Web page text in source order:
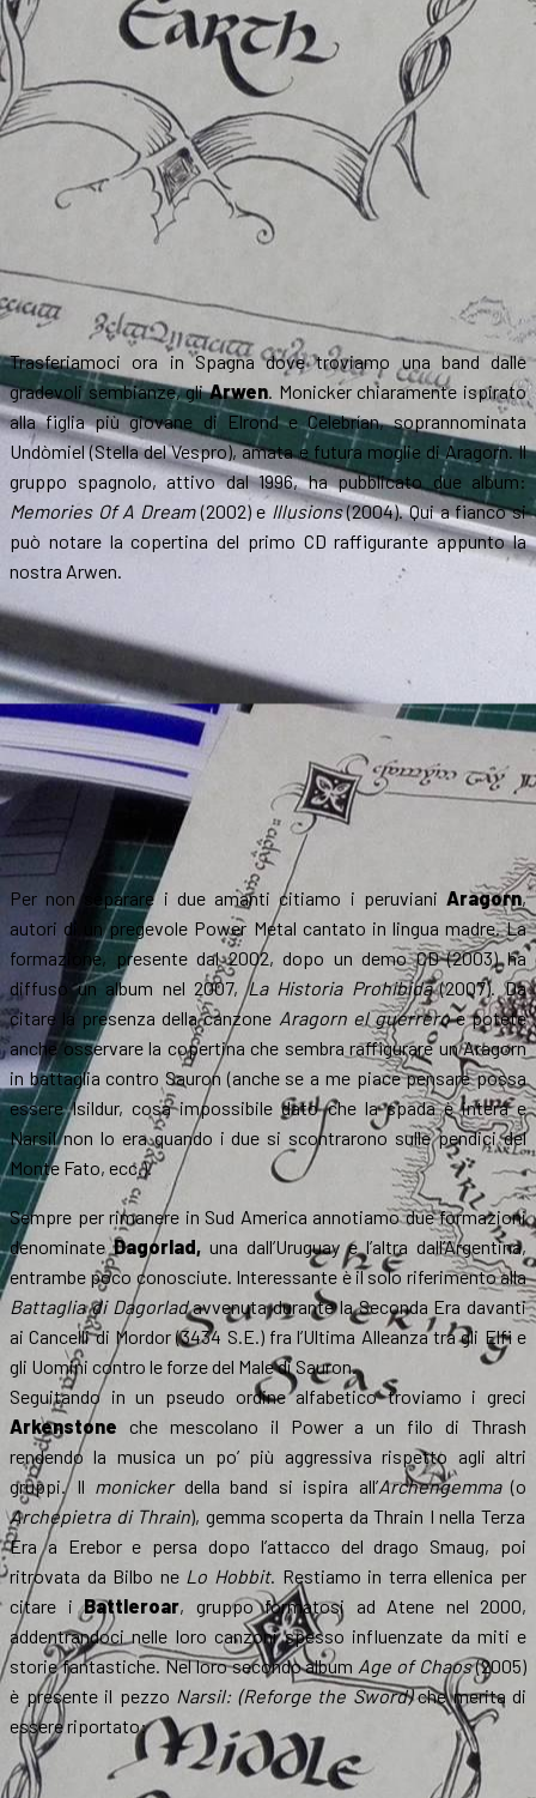
Trasferiamoci ora in Spagna dove troviamo una band dalle
gradevoli sembianze, gliArwen . Monicker chiaramente ispirato
alla figlia più giovane di Elrond e Celebrían, soprannominata
Undòmiel (Stella del Vespro), amata e futura moglie di Aragorn. Il
gruppo spagnolo, attivo dal 1996, ha pubblicato due album:
Memories Of A Dream(2002) e Illusions(2004). Qui a fianco si
può notare la copertina del primo CD raffigurante appunto la
nostra Arwen.
Per non separare i due amanti citiamo i peruviani Aragorn,
autori di un pregevole Power Metal cantato in lingua madre. La
formazione, presente dal 2002, dopo un demo CD (2003) ha
diffuso un album nel 2007,La Historia Prohibida(2007). Da
citare la presenza della canzone Aragorn el guerreroe potete
anche osservare la copertina che sembra raffigurare un Aragorn
in battaglia contro Sauron (anche se a me piace pensare possa
essere Isildur, cosa impossibile dato che la spada è intera e
Narsil non lo era quando i due si scontrarono sulle pendici del
Monte Fato, ecc.).
Sempre per rimanere in Sud America annotiamo due formazioni
denominateDagorlad, una dall’Uruguay e l’altra dall’Argentina,
entrambe poco conosciute. Interessante è il solo riferimento alla
Battaglia di Dagorladavvenuta durante la Seconda Era davanti
ai Cancelli di Mordor (3434 S.E.) fra l’Ultima Alleanza tra gli Elfi e
gli Uomini contro le forze del Male di Sauron.
Seguitando in un pseudo ordine alfabetico troviamo i greci
Arkenstone che mescolano il Power a un filo di Thrash
rendendo la musica un po’ più aggressiva rispetto agli altri
gruppi. Il monicker della band si ispira all’Archengemma(o
Archepietra di Thrain), gemma scoperta da Thrain I nella Terza
Era a Erebor e persa dopo l’attacco del drago Smaug, poi
ritrovata da Bilbo ne Lo Hobbit. Restiamo in terra ellenica per
citare iBattleroar, gruppo formatosi ad Atene nel 2000,
addentrandoci nelle loro canzoni spesso influenzate da miti e
storie fantastiche. Nel loro secondo album Age of Chaos(2005)
è presente il pezzo Narsil: (Reforge the Sword)che merita di
essere riportato: